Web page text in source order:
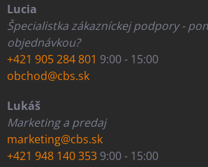
Lucia
Špecialistka zákazníckej podpory -
objednávkou?
+421 905 284 801 9:00 - 15:00
obchod@cbs.sk
Lukáš
Marketing a predaj
marketing@cbs.sk
+421 948 140 353 9:00 - 15:00